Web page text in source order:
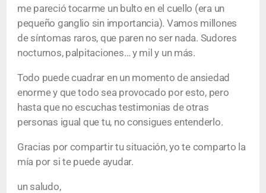
me pareció tocarme un bulto en el cuello (era un
pequeño ganglio sin importancia). Vamos millones
de síntomas raros, que paren no ser nada. Sudores
nocturnos, palpitaciones… y mil y un más.
Todo puede cuadrar en un momento de ansiedad
enorme y que todo sea provocado por esto, pero
hasta que no escuchas testimonias de otras
personas igual que tu, no consigues entenderlo.
Gracias por compartir tu situación, yo te comparto la
mía por si te puede ayudar.
un saludo,